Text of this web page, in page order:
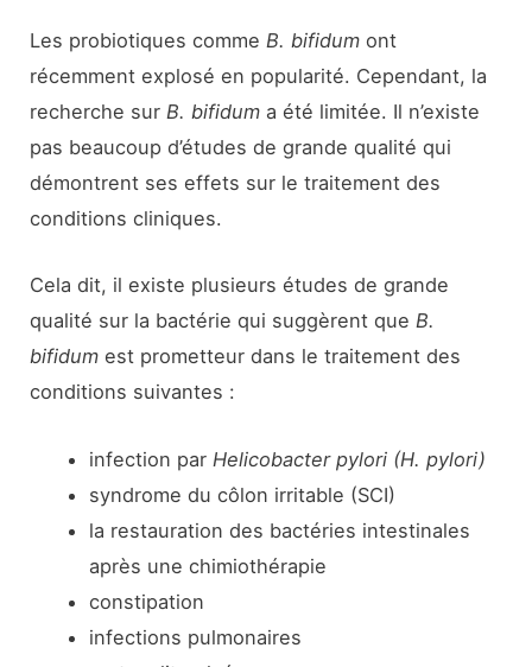
Les probiotiques commeB. bifidum ont
récemment explosé en popularité. Cependant, la
recherche surB. bifidum a été limitée. Il n’existe
pas beaucoup d’études de grande qualité qui
démontrent ses effets sur le traitement des
conditions cliniques.
Cela dit, il existe plusieurs études de grande
qualité sur la bactérie qui suggèrent queB.
bifidum est prometteur dans le traitement des
conditions suivantes :
infection par Helicobacter pylori (H. pylori)
syndrome du côlon irritable (SCI)
la restauration des bactéries intestinales
après une chimiothérapie
constipation
infections pulmonaires